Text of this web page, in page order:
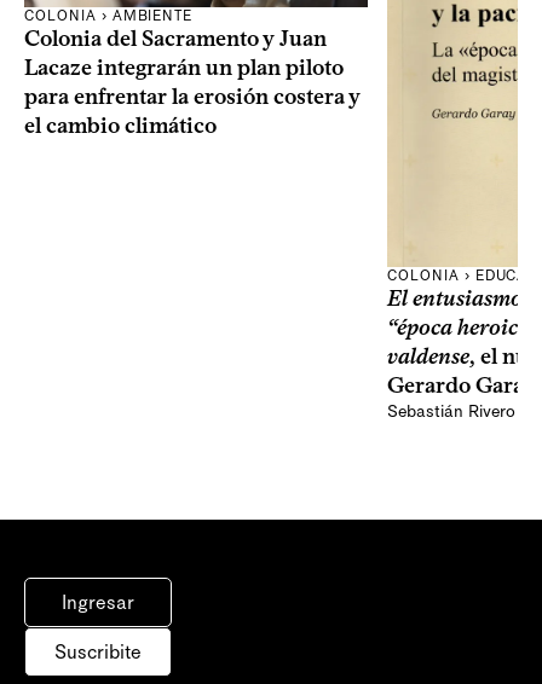
COLONIA › AMBIENTE
Colonia del Sacramento y Juan
Lacaze integrarán un plan piloto
para enfrentar la erosión costera y
el cambio climático
COLONIA ›
El entusiasmo
“época
valdense, el
Gerardo
Sebastián Rivero
Ingresar
Suscribite